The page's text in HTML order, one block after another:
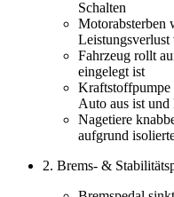
Schalten
Motorabsterben
Leistungsverlust
Fahrzeug rollt
eingelegt ist
Kraftstoffpumpe
Auto aus ist und
Nagetiere
aufgrund
2. Brems- &